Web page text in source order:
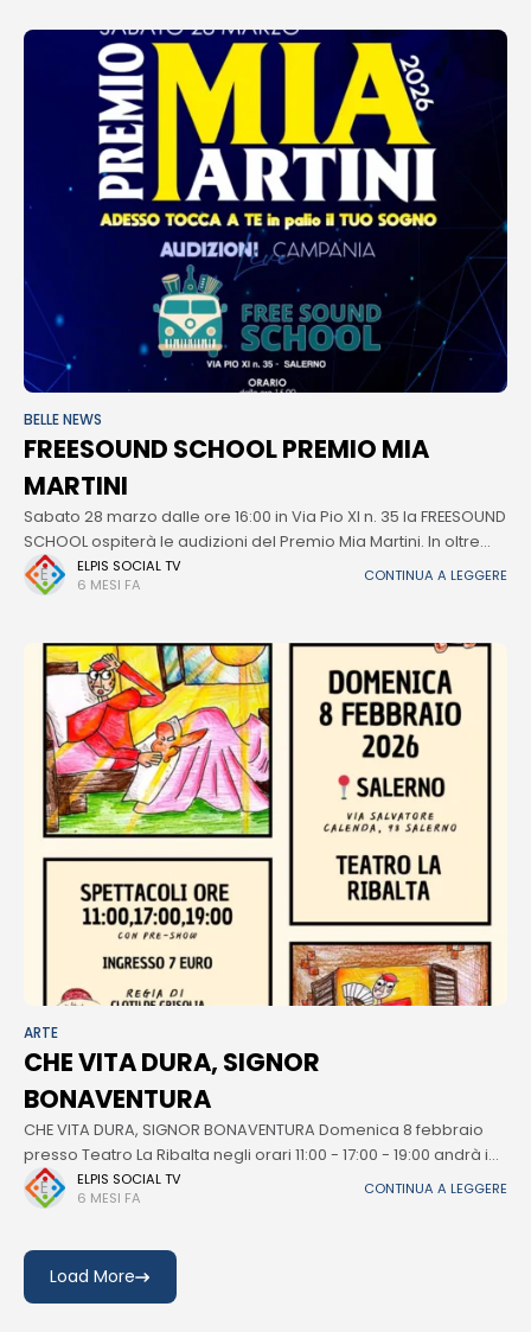
BELLE NEWS
FREESOUND SCHOOL PREMIO MIA
MARTINI
Sabato 28 marzo dalle ore 16:00 in Via Pio XI n. 35 la FREESOUND
SCHOOL ospiterà le audizioni del Premio Mia Martini. In oltre
trent’anni di attività, il Premio Mia
ELPIS SOCIAL TV
6 MESI FA
CONTINUA A LEGGERE
ARTE
CHE VITA DURA, SIGNOR
BONAVENTURA
CHE VITA DURA, SIGNOR BONAVENTURA Domenica 8 febbraio
presso Teatro La Ribalta negli orari 11:00 - 17:00 - 19:00 andrà in
scena il classico intramontabile del teatro e del fumetto
ELPIS SOCIAL TV
6 MESI FA
CONTINUA A LEGGERE
Load More